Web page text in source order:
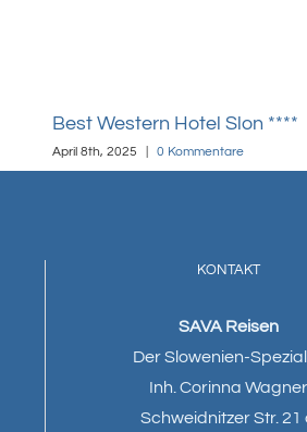
Best Western Hotel Slon ****
April 8th, 2025 0 Kommentare
KONTAKT
SAVA Reisen
Der Slowenien-
Inh. Corinna Wagner
Schweidnitzer Str. 21